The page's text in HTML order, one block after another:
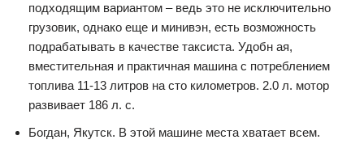
подходящим вариантом – ведь это не исключительно
грузовик, однако еще и минивэн, есть возможность
подрабатывать в качестве таксиста. Удобн ая,
вместительная и практичная машина с потреблением
топлива 11-13 литров на сто километров. 2.0 л. мотор
развивает 186 л. с.
Богдан, Якутск. В этой машине места хватает всем.